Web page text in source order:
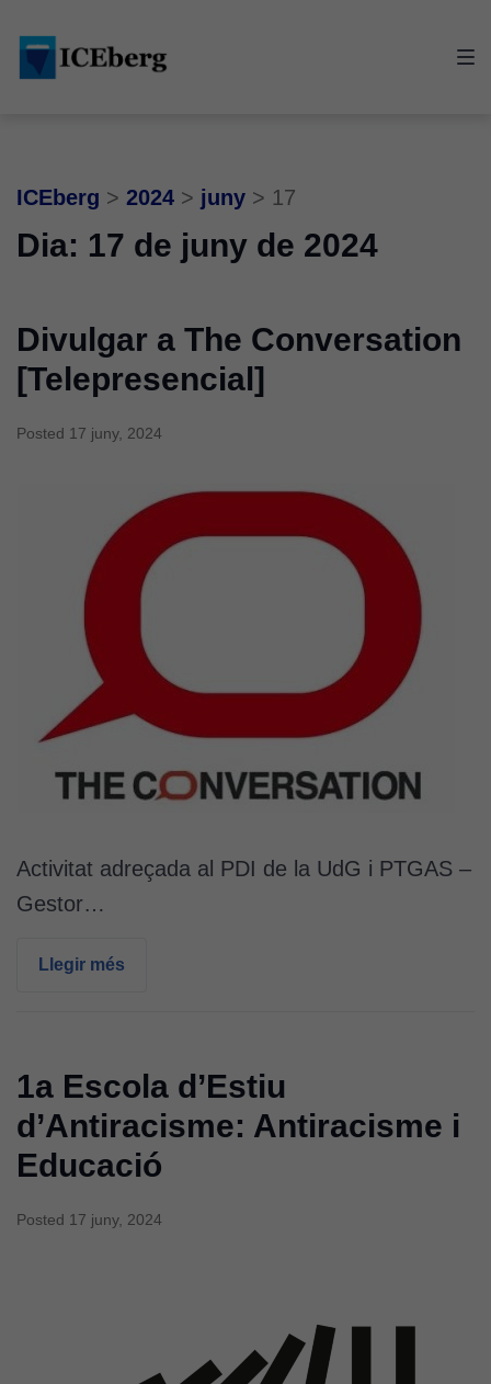
main
content
footer
ICEberg > 2024 > juny > 17
Dia: 17 de juny de 2024
Divulgar a The Conversation
[Telepresencial]
Posted 17 juny, 2024
Activitat adreçada al PDI de la UdG i PTGAS –
Gestor…
Llegir més
1a Escola d’Estiu
d’Antiracisme: Antiracisme i
Educació
Posted 17 juny, 2024